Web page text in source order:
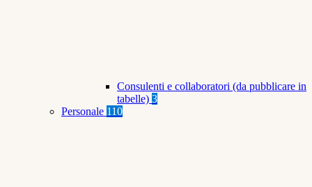
Consulenti e collaboratori (da pubblicare in
tabelle) 3
Personale 110